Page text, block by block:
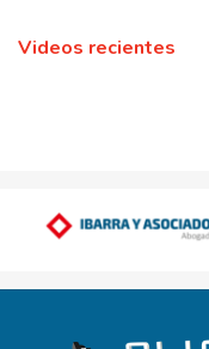
Videos recientes